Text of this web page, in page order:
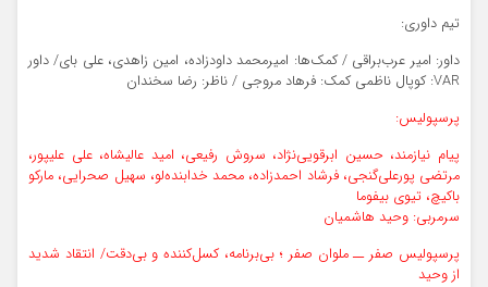
تیم داوری:
داور: امیر عرب‌براقی / کمک‌ها: امیرمحمد داودزاده، امین زاهدی، علی بای/ داور
VAR: کوپال ناظمی کمک: فرهاد مروجی / ناظر: رضا سخندان
پرسپولیس:
پیام نیازمند، حسین ابرقویی‌نژاد، سروش رفیعی، امید عالیشاه، علی علیپور،
مرتضی پورعلی‌گنجی، فرشاد احمدزاده، محمد خدابنده‌لو، سهیل صحرایی، مارکو
باکیچ، تیوی بیفوما
سرمربی: وحید هاشمیان
پرسپولیس صفر ــ ملوان صفر ؛ بی‌برنامه، کسل‌کننده و بی‌دقت/ انتقاد شدید
از وحید